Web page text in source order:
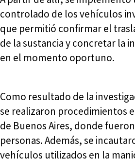
controlado de los vehículos
que permitió confirmar el
de la sustancia y concretar la
en el momento oportuno.
Como resultado de la
se realizaron procedimientos
de Buenos Aires, donde
personas. Además, se
vehículos utilizados en la